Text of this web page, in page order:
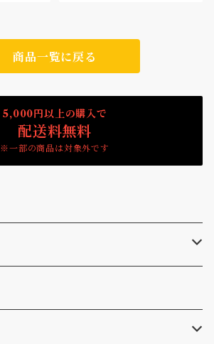
商品一覧に戻る
5,000円以上の購入で
配送料無料
※一部の商品は対象外です